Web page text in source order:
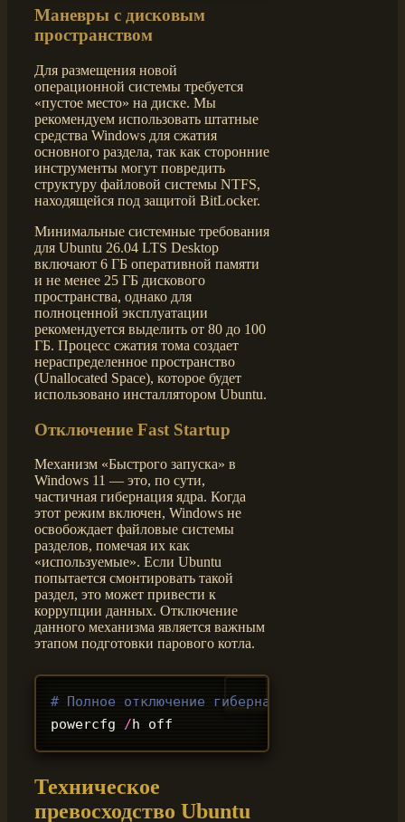
Маневры с дисковым
пространством
Для размещения новой
операционной системы требуется
«пустое место» на диске. Мы
рекомендуем использовать штатные
средства Windows для сжатия
основного раздела, так как сторонние
инструменты могут повредить
структуру файловой системы NTFS,
находящейся под защитой BitLocker.
Минимальные системные требования
для Ubuntu 26.04 LTS Desktop
включают 6 ГБ оперативной памяти
и не менее 25 ГБ дискового
пространства, однако для
полноценной эксплуатации
рекомендуется выделить от 80 до 100
ГБ. Процесс сжатия тома создает
нераспределенное пространство
(Unallocated Space), которое будет
использовано инсталлятором Ubuntu.
Отключение Fast Startup
Механизм «Быстрого запуска» в
Windows 11 — это, по сути,
частичная гибернация ядра. Когда
этот режим включен, Windows не
освобождает файловые системы
разделов, помечая их как
«используемые». Если Ubuntu
попытается смонтировать такой
раздел, это может привести к
коррупции данных. Отключение
данного механизма является важным
этапом подготовки парового котла.
# Полное отключение гибернации для
powercfg /h off
Техническое
превосходство Ubuntu